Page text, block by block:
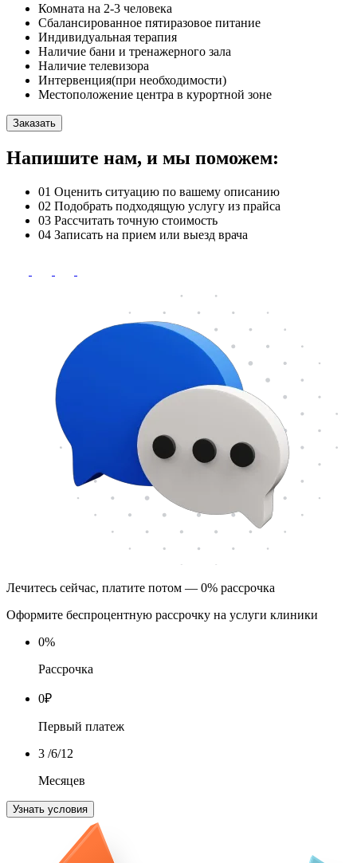
Комната на 2-3 человека
Сбалансированное пятиразовое питание
Индивидуальная терапия
Наличие бани и тренажерного зала
Наличие телевизора
Интервенция(при необходимости)
Местоположение центра в курортной зоне
Заказать
Напишите нам, и мы поможем:
01 Оценить ситуацию по вашему описанию
02 Подобрать подходящую услугу из прайса
03 Рассчитать точную стоимость
04 Записать на прием или выезд врача
Лечитесь сейчас, платите потом — 0% рассрочка
Оформите беспроцентную рассрочку на услуги клиники
0%
Рассрочка
0₽
Первый платеж
3 /6/12
Месяцев
Узнать условия